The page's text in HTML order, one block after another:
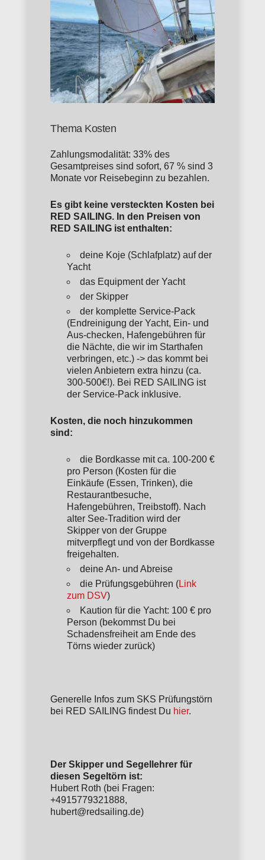
Thema Kosten
Zahlungsmodalität: 33% des
Gesamtpreises sind sofort, 67 % sind 3
Monate vor Reisebeginn zu bezahlen.
Es gibt keine versteckten Kosten bei
RED SAILING. In den Preisen von
RED SAILING ist enthalten:
deine Koje (Schlafplatz) auf der
Yacht
das Equipment der Yacht
der Skipper
der komplette Service-Pack
(Endreinigung der Yacht, Ein- und
Aus-checken, Hafengebühren für
die Nächte, die wir im Starthafen
verbringen, etc.) -> das kommt bei
vielen Anbietern extra hinzu (ca.
300-500€!). Bei RED SAILING ist
der Service-Pack inklusive.
Kosten, die noch hinzukommen
sind:
die Bordkasse mit ca. 100-200 €
pro Person (Kosten für die
Einkäufe (Essen, Trinken), die
Restaurantbesuche,
Hafengebühren, Treibstoff). Nach
alter See-Tradition wird der
Skipper von der Gruppe
mitverpflegt und von der Bordkasse
freigehalten.
deine An- und Abreise
die Prüfungsgebühren (Link
zum DSV)
Kaution für die Yacht: 100 € pro
Person (bekommst Du bei
Schadensfreiheit am Ende des
Törns wieder zurück)
Generelle Infos zum SKS Prüfungstörn
bei RED SAILING findest Du hier.
Der Skipper und Segellehrer für
diesen Segeltörn ist:
Hubert Roth (bei Fragen:
+4915779321888,
hubert@redsailing.de)